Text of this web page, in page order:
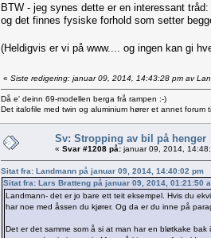
BTW - jeg synes dette er en interessant
og det finnes fysiske forhold som setter
(Heldigvis er vi på www.... og ingen kan gi
« Siste redigering: januar 09, 2014, 14:43:28 pm av
Då e' deinn 69-modellen berga frå rampen :-)
Det italofile med twin og aluminium hører et annet forum
Sv: Stropping av bil på henger
« Svar #1208 på: januar 09, 2014,
Sitat fra: Landmann på januar 09, 2014, 14:40:02 pm
Sitat fra: Lars Bratteng på januar 09, 2014, 01:21:50
Landmann- det er jo bare ett teit eksempel. Hvis du
har noe med åssen du kjører. Og da er du inne på
Det er det samme som å si at man har en bløtkake